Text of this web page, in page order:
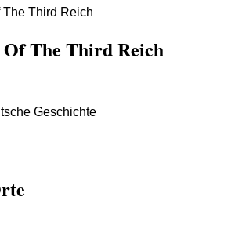
The Third Reich
The Third Reich
Geschichte